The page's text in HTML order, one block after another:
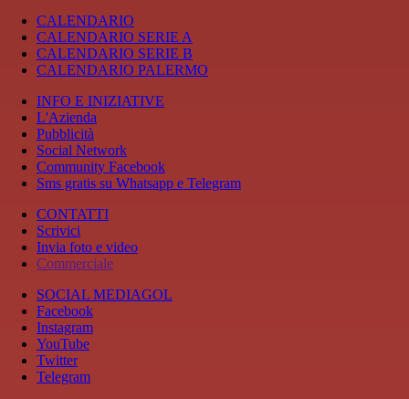
CALENDARIO
CALENDARIO SERIE A
CALENDARIO SERIE B
CALENDARIO PALERMO
INFO E INIZIATIVE
L'Azienda
Pubblicità
Social Network
Community Facebook
Sms gratis su Whatsapp e Telegram
CONTATTI
Scrivici
Invia foto e video
Commerciale
SOCIAL MEDIAGOL
Facebook
Instagram
YouTube
Twitter
Telegram